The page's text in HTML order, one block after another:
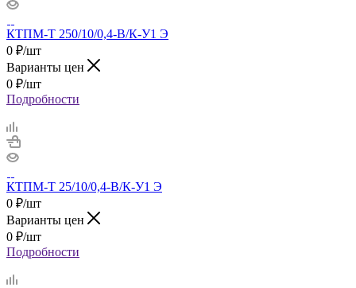
КТПМ-Т 250/10/0,4-В/К-У1 Э
0 ₽/шт
Варианты цен
0 ₽/шт
Подробности
КТПМ-Т 25/10/0,4-В/К-У1 Э
0 ₽/шт
Варианты цен
0 ₽/шт
Подробности